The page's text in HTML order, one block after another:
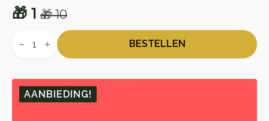
🎁10
Oorspronkelijke
prijs
🎁 10.
🎁 1
Huidige
prijs
🎁 1.
Cadeaukaart
BESTELLEN
AANBIEDING!